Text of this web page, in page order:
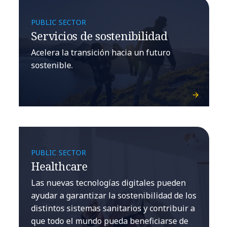
PUBLIC SECTOR
Servicios de sostenibilidad
Acelera la transición hacia un futuro
sostenible.
PUBLIC SECTOR
Healthcare
Las nuevas tecnologías digitales pueden
ayudar a garantizar la sostenibilidad de los
distintos sistemas sanitarios y contribuir a
que todo el mundo pueda beneficiarse de